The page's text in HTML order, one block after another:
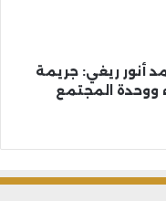
أنور ريغي: جريمة
ووحدة المجتمع